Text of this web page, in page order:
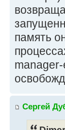
память
Сергей